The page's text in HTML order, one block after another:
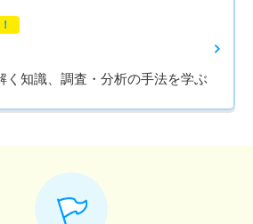
く知識、調査・分析の手法を学ぶ